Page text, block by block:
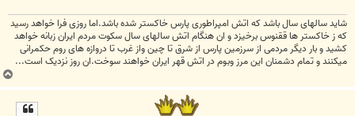
شاید سالهای سال باشد که اتش امپراطوری پارس خاکستر شده باشد.اما روزی فرا خواهد رسید
که ز خاکستر ها ققنوس برخیزد و ان هنگام اتش سالهای سال سکوت مردم ایران زبانه خواهد
کشید و بار دیگر مردمی از سرزمین پارس از شرق تا چین واز غرب تا دروازه های روم حکمرانی
میکنند و تمام دشمنان این مرز وبوم در اتش قهر ایران خواهند سوخت.ان روز نزدیک است...
ب
ا